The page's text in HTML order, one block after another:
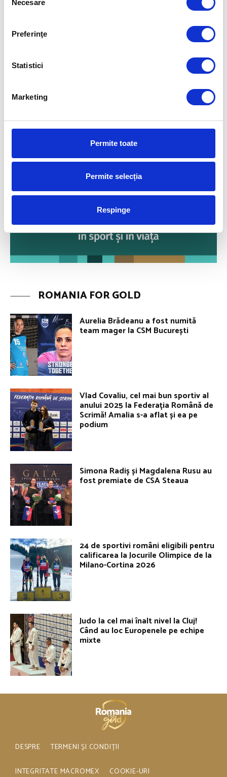
consimțământului
Necesare
Preferinţe
Statistici
Marketing
Permite toate
Permite selecția
Respinge
Articolul precedent
DE 800 M LIBER
Articolul următor
FEROE ȘI E CALIFICATĂ LA
CAMPIONATUL EUROPEAN DE
VOLEI DIN 2023
FUELLED BY
ROMANIA FOR GOLD
Aurelia Brădeanu a fost numită
team mager la CSM București
Vlad Covaliu, cel mai bun sportiv al
anului 2025 la Federația Română de
Scrimă! Amalia s-a aflat și ea pe
podium
Simona Radiș și Magdalena Rusu au
fost premiate de CSA Steaua
24 de sportivi români eligibili pentru
calificarea la Jocurile Olimpice de la
Milano-Cortina 2026
Judo la cel mai înalt nivel la Cluj!
Când au loc Europenele pe echipe
mixte
DESPRE TERMENI ȘI CONDIȚII
INTEGRITATE MACROMEX COOKIE-URI